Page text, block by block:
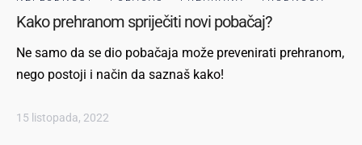
Kako prehranom spriječiti novi pobačaj?
Ne samo da se dio pobačaja može prevenirati prehranom,
nego postoji i način da saznaš kako!
15 listopada, 2022